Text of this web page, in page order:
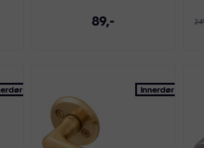
89,-
Legg i handlekurvenInnerdør